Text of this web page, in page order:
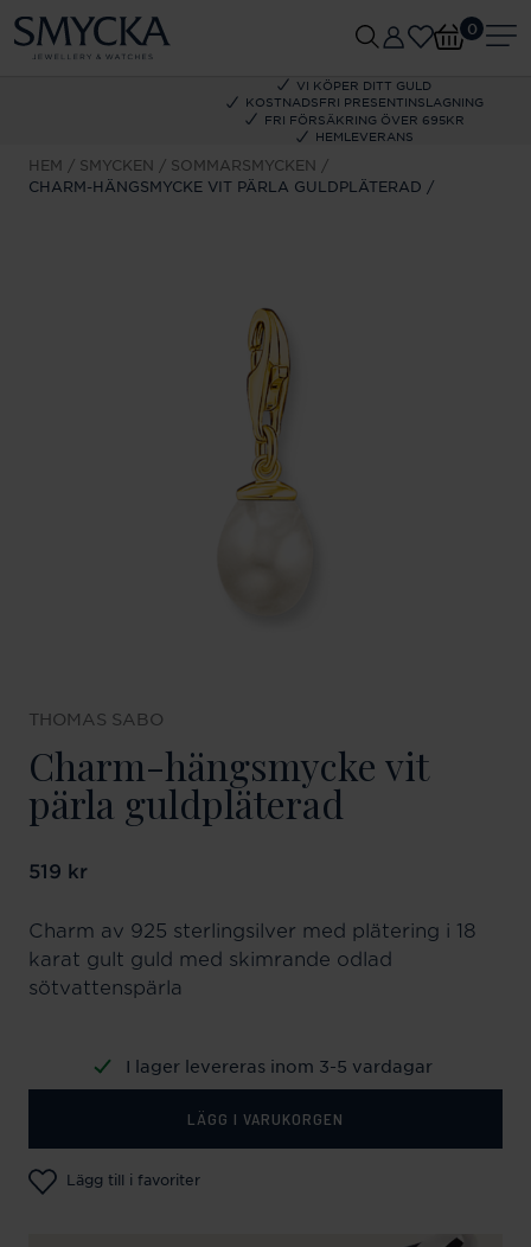
VI KÖPER DITT GULD
KOSTNADSFRI PRESENTINSLAGNING
FRI FÖRSÄKRING ÖVER 695KR
HEMLEVERANS
0
HEM SMYCKEN
SOMMARSMYCKEN
CHARM-HÄNGSMYCKE VIT PÄRLA GULDPLÄTERAD
THOMAS SABO
Charm-hängsmycke vit
pärla guldpläterad
Pris :519 kr
519 kr
Charm av 925 sterlingsilver med plätering i 18
karat gult guld med skimrande odlad
sötvattenspärla
I lager levereras inom 3-5 vardagar
LÄGG I VARUKORGEN
Lägg till i favoriter